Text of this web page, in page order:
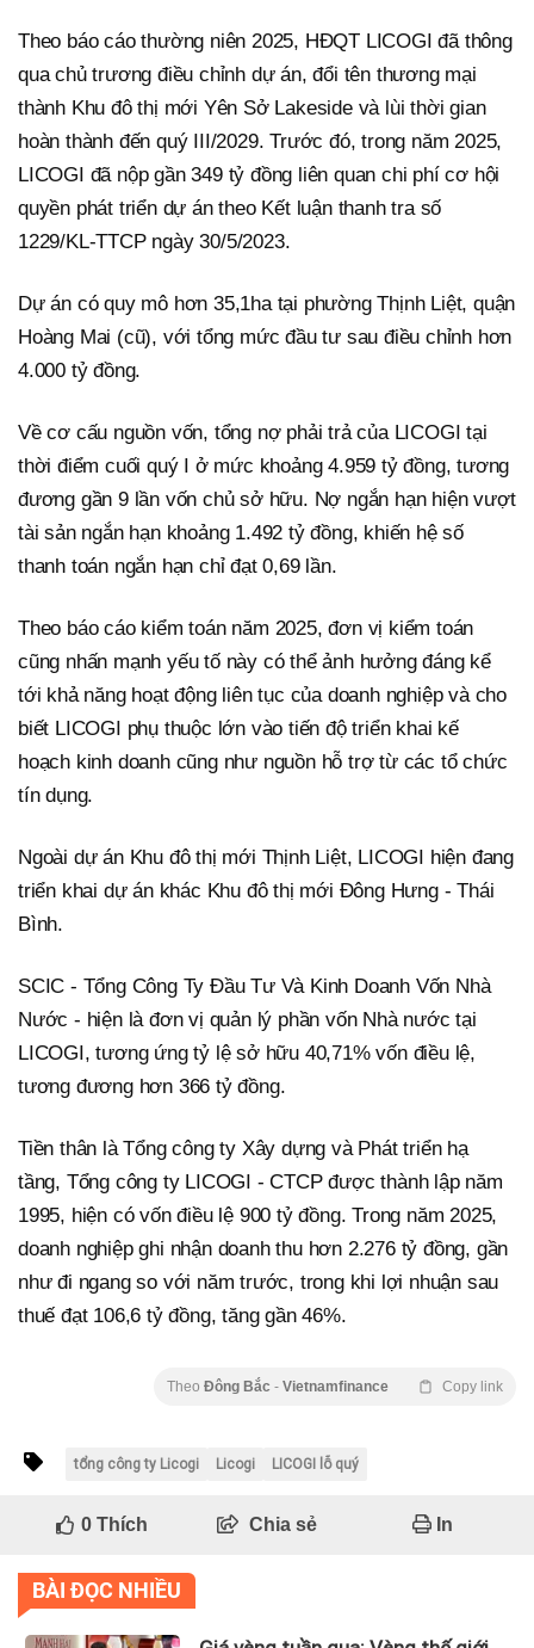
Theo báo cáo thường niên 2025, HĐQT LICOGI đã thông
qua chủ trương điều chỉnh dự án, đổi tên thương mại
thành Khu đô thị mới Yên Sở Lakeside và lùi thời gian
hoàn thành đến quý III/2029. Trước đó, trong năm 2025,
LICOGI đã nộp gần 349 tỷ đồng liên quan chi phí cơ hội
quyền phát triển dự án theo Kết luận thanh tra số
1229/KL-TTCP ngày 30/5/2023.
Dự án có quy mô hơn 35,1ha tại phường Thịnh Liệt, quận
Hoàng Mai (cũ), với tổng mức đầu tư sau điều chỉnh hơn
4.000 tỷ đồng.
Về cơ cấu nguồn vốn, tổng nợ phải trả của LICOGI tại
thời điểm cuối quý I ở mức khoảng 4.959 tỷ đồng, tương
đương gần 9 lần vốn chủ sở hữu. Nợ ngắn hạn hiện vượt
tài sản ngắn hạn khoảng 1.492 tỷ đồng, khiến hệ số
thanh toán ngắn hạn chỉ đạt 0,69 lần.
Theo báo cáo kiểm toán năm 2025, đơn vị kiểm toán
cũng nhấn mạnh yếu tố này có thể ảnh hưởng đáng kể
tới khả năng hoạt động liên tục của doanh nghiệp và cho
biết LICOGI phụ thuộc lớn vào tiến độ triển khai kế
hoạch kinh doanh cũng như nguồn hỗ trợ từ các tổ chức
tín dụng.
Ngoài dự án Khu đô thị mới Thịnh Liệt, LICOGI hiện đang
triển khai dự án khác Khu đô thị mới Đông Hưng - Thái
Bình.
SCIC - Tổng Công Ty Đầu Tư Và Kinh Doanh Vốn Nhà
Nước - hiện là đơn vị quản lý phần vốn Nhà nước tại
LICOGI, tương ứng tỷ lệ sở hữu 40,71% vốn điều lệ,
tương đương hơn 366 tỷ đồng.
Tiền thân là Tổng công ty Xây dựng và Phát triển hạ
tầng, Tổng công ty LICOGI - CTCP được thành lập năm
1995, hiện có vốn điều lệ 900 tỷ đồng. Trong năm 2025,
doanh nghiệp ghi nhận doanh thu hơn 2.276 tỷ đồng, gần
như đi ngang so với năm trước, trong khi lợi nhuận sau
thuế đạt 106,6 tỷ đồng, tăng gần 46%.
Theo Đông Bắc - Vietnamfinance Copy link
tổng công ty Licogi Licogi LICOGI lỗ quý
0Thích Chia sẻ In
BÀI ĐỌC NHIỀU